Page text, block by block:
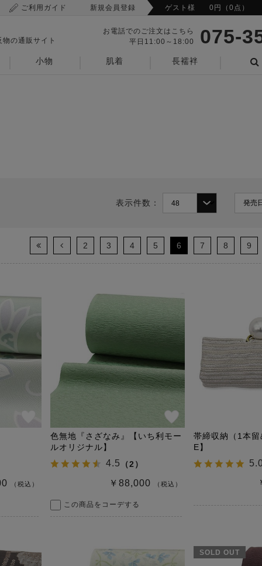
ご利用ガイド 新規会員登録 ゲスト様 0円（0点）
の通販サイト
お電話でのご注文はこちら
平日11:00～18:00
075-
小物 肌着
長襦袢
表示件数：
2 3 4 5 6 7 8 9
（税込）
色無地『さざなみ』【いち利モー
ルオリジナル】
4.5 （2 ）
￥88,000 （税込）
この商品をコーデする
帯締収納（1本
E】
SOLD OUT